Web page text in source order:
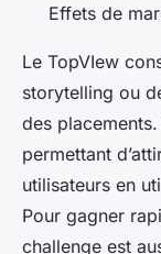
Effets de
Le TopVIew
storytelling ou
des
permettant
utilisateurs en
Pour gagner
challenge est